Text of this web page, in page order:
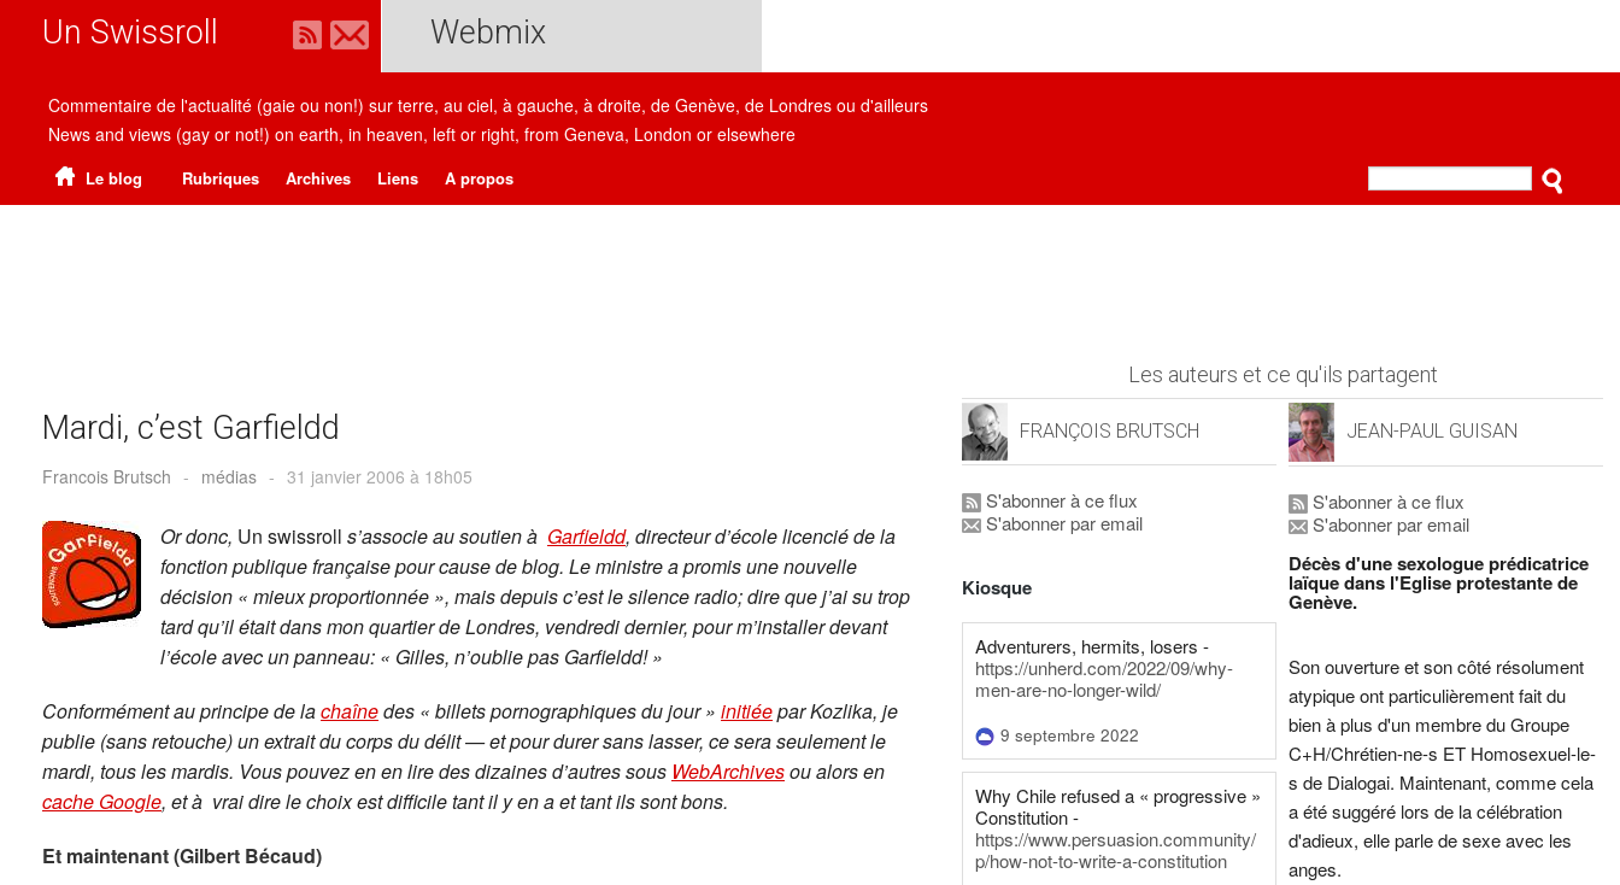
Un Swissroll Webmix
Commentaire de l'actualité (gaie ou non!) sur terre, au ciel, à gauche, à droite, de Genève, de Londres ou d'ailleurs
News and views (gay or not!) on earth, in heaven, left or right, from Geneva, London or elsewhere
Le blog Rubriques Archives Liens A propos
Mardi, c’est Garfieldd
Francois Brutsch - médias - 31 janvier 2006 à 18h05
Or donc, Un swissroll s’associe au soutien à Garfieldd, directeur d’école licencié de la
fonction publique française pour cause de blog. Le ministre a promis une nouvelle
décision « mieux proportionnée », mais depuis c’est le silence radio; dire que j’ai su trop
tard qu’il était dans mon quartier de Londres, vendredi dernier, pour m’installer devant
l’école avec un panneau: « Gilles, n’oublie pas Garfieldd! »
Conformément au principe de lachaînedes « billets pornographiques du jour » initiéepar Kozlika, je
publie (sans retouche) un extrait du corps du délit — et pour durer sans lasser, ce sera seulement le
mardi, tous les mardis. Vous pouvez en en lire des dizaines d’autres sous WebArchivesou alors en
cache Google, et à vrai dire le choix est difficile tant il y en a et tant ils sont bons.
Et maintenant (Gilbert Bécaud)
Les auteurs et ce qu'ils partagent
FRANÇOIS BRUTSCH
S'abonner à ce flux
S'abonner par email
Kiosque
Adventurers, hermits, losers -
https://unherd.com/2022/09/why-
men-are-no-longer-wild/
9 septembre 2022
Why Chile refused a « progressive »
Constitution -
https://www.persuasion.community/
p/how-not-to-write-a-constitution
JEAN-PAUL GUISAN
S'abonner à ce flux
S'abonner par email
Décès d'une sexologue prédicatrice
laïque dans l'Eglise protestante de
Genève.
Son ouverture et son côté résolument
atypique ont particulièrement fait du
bien à plus d'un membre du Groupe
C+H/Chrétien-ne-s ET Homosexuel-le-
s de Dialogai. Maintenant, comme cela
a été suggéré lors de la célébration
d'adieux, elle parle de sexe avec les
anges.